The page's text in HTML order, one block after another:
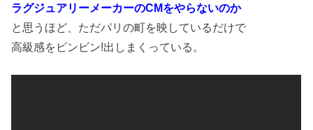
ラグジュアリーメーカーのCMをやらないのか
と思うほど、ただパリの町を映しているだけで
高級感をビンビン!出しまくっている。